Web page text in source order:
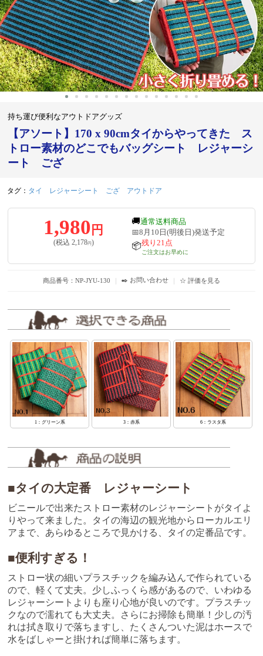
持ち運び便利なアウトドアグッズ
【アソート】170 x 90cmタイからやってきた ス
トロー素材のどこでもバッグシート レジャーシ
ート ござ
タグ： タイ レジャーシート ござ アウトドア
1,980 円
(税込 2,178円)
🚚通常送料商品
📅8月10日(明後日)発送予定
📦残り21点
ご注文はお早めに
商品番号：NP-JYU-130 ｜ ✒️ お問い合わせ ｜ ☆ 評価を見る
1：グリーン系 3：赤系 6：ラスタ系
■タイの大定番 レジャーシート
ビニールで出来たストロー素材のレジャーシートがタイよ
りやって来ました。タイの海辺の観光地からローカルエリ
アまで、あらゆるところで見かける、タイの定番品です。
■便利すぎる！
ストロー状の細いプラスチックを編み込んで作られている
ので、軽くて丈夫。少しふっくら感があるので、いわゆる
レジャーシートよりも座り心地が良いのです。プラスチッ
クなので濡れても大丈夫。さらにお掃除も簡単！少しの汚
れは拭き取りで落ちますし、たくさんついた泥はホースで
水をばしゃーと掛ければ簡単に落ちます。